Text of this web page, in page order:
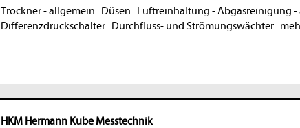
Trockner - allgemein · Düsen · Luftreinhaltung - Abgasreinigung -
Differenzdruckschalter· Durchfluss- und Strömungswächter·
HKM Hermann Kube Messtechnik